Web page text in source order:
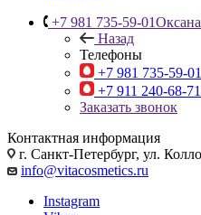
+7 981 735-59-01Оксана
Назад
Телефоны
+7 981 735-59-01
+7 911 240-68-71
Заказать звонок
Контактная информация
г. Санкт-Петербург, ул.
info@vitacosmetics.ru
Instagram